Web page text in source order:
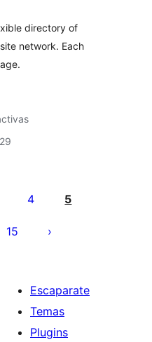
directory of
network. Each
4 5
15
Escaparate
Temas
Plugins